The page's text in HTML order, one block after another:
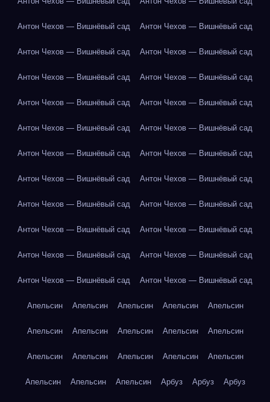
Антон Чехов — Вишнёвый сад Антон Чехов — Вишнёвый сад
Антон Чехов — Вишнёвый сад Антон Чехов — Вишнёвый сад
Антон Чехов — Вишнёвый сад Антон Чехов — Вишнёвый сад
Антон Чехов — Вишнёвый сад Антон Чехов — Вишнёвый сад
Антон Чехов — Вишнёвый сад Антон Чехов — Вишнёвый сад
Антон Чехов — Вишнёвый сад Антон Чехов — Вишнёвый сад
Антон Чехов — Вишнёвый сад Антон Чехов — Вишнёвый сад
Антон Чехов — Вишнёвый сад Антон Чехов — Вишнёвый сад
Антон Чехов — Вишнёвый сад Антон Чехов — Вишнёвый сад
Антон Чехов — Вишнёвый сад Антон Чехов — Вишнёвый сад
Антон Чехов — Вишнёвый сад Антон Чехов — Вишнёвый сад
Апельсин Апельсин Апельсин Апельсин Апельсин
Апельсин Апельсин Апельсин Апельсин Апельсин
Апельсин Апельсин Апельсин Апельсин Апельсин
Апельсин Апельсин Апельсин Арбуз Арбуз Арбуз